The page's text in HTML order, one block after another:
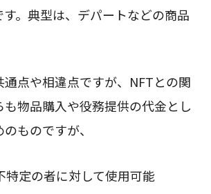
。典型は、デパートなどの商品
通点や相違点ですが、NFTとの関
物品購入や役務提供の代金とし
ものですが、
特定の者に対して使用可能